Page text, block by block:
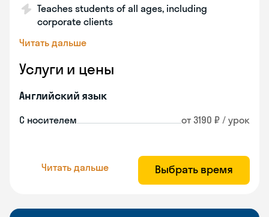
Teaches students of all ages, including
corporate clients
Читать дальше
Услуги и цены
Английский язык
С носителем от 3190 ₽ / урок
Читать дальше Выбрать время